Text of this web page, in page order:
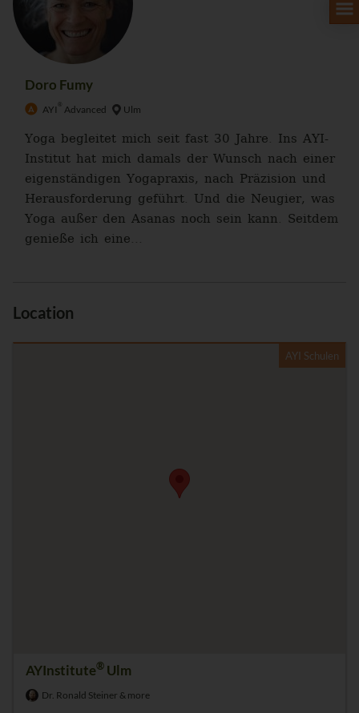
Doro Fumy
AYI ® Advanced Ulm
Yoga begleitet mich seit fast 30 Jahre. Ins AYI-
Institut hat mich damals der Wunsch nach einer
eigenständigen Yogapraxis, nach Präzision und
Herausforderung geführt. Und die Neugier, was
Yoga außer den Asanas noch sein kann. Seitdem
genieße ich eine...
Location
AYI Schulen
AYInstitute® Ulm
Dr. Ronald Steiner & more